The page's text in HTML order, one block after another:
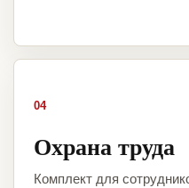
04
Охрана труда
Комплект для